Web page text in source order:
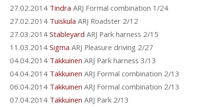
27.02.2014 Tindra ARJ Formal combination 1/24
27.02.2014 Tuiskula ARJ Roadster 2/12
27.03.2014 Stableyard ARJ Park harness 2/15
11.03.2014 Sigma ARJ Pleasure driving 2/27
04.04.2014 Takkuinen ARJ Park harness 3/13
04.04.2014 Takkuinen ARJ Formal combination 2/13
06.04.2014 Takkuinen ARJ Formal combination 2/13
07.04.2014 Takkuinen ARJ Park 2/13